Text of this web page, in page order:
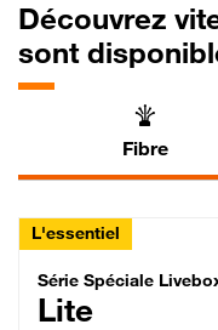
Découvrez
sont
Fibre
L'essentiel
Série
Série Spéciale
Lite